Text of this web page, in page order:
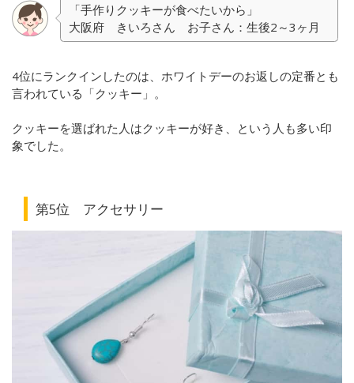
「手作りクッキーが食べたいから」
大阪府 きいろさん お子さん：生後2～3ヶ月
4位にランクインしたのは、ホワイトデーのお返しの定番とも
言われている「クッキー」。
クッキーを選ばれた人はクッキーが好き、という人も多い印
象でした。
第5位 アクセサリー